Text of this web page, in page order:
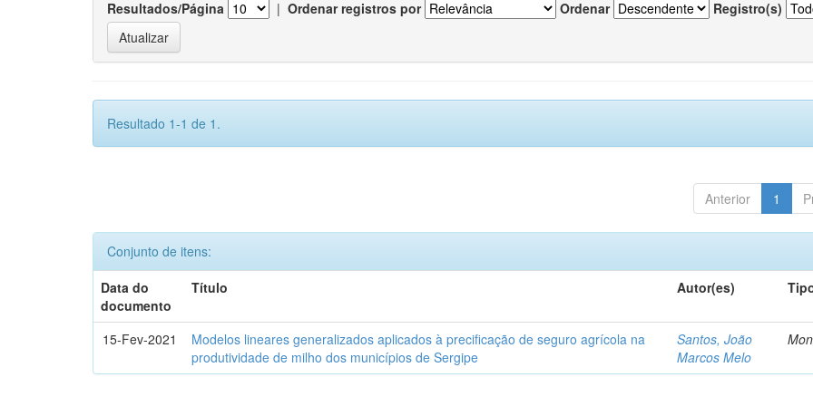
Resultados/Página | Ordenar registros por Ordenar Registro(s)
Resultado 1-1 de 1.
Anterior 1
Conjunto de itens:
Data do
documento
Título Autor(es)
15-Fev-2021
Modelos lineares generalizados aplicados à precificação de seguro agrícola na
produtividade de milho dos municípios de Sergipe
Santos, João
Marcos Melo